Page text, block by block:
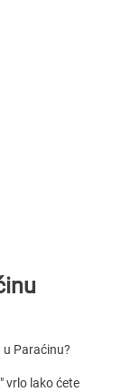
Paraćinu?
vrlo lako ćete